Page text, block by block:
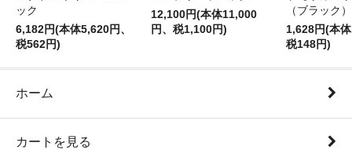
ック
6,182円(本体5,620円、
税562円)
12,100円(本体11,000
円、税1,100円)
（ブラック）
1,628円(本
税148円)
ホーム
カートを見る